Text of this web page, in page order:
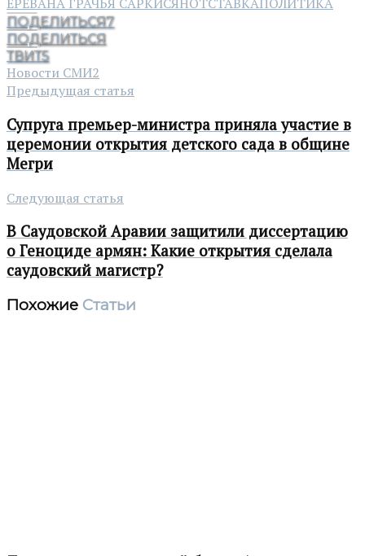
ПОДЕЛИТЬСЯ7
ПОДЕЛИТЬСЯ
ТВИТ5
Новости СМИ2
Предыдущая статья
Супруга премьер-министра приняла участие в
церемонии открытия детского сада в общине
Мегри
Следующая статья
В Саудовской Аравии защитили диссертацию
о Геноциде армян: Какие открытия сделала
саудовский магистр?
Похожие Статьи